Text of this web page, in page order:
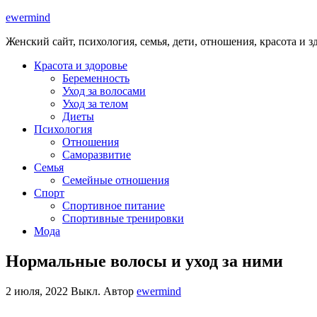
ewermind
Женский сайт, психология, семья, дети, отношения, красота и
Красота и здоровье
Беременность
Уход за волосами
Уход за телом
Диеты
Психология
Отношения
Саморазвитие
Семья
Семейные отношения
Спорт
Спортивное питание
Спортивные тренировки
Мода
Нормальные волосы и уход за ними
2 июля, 2022 Выкл. Автор ewermind